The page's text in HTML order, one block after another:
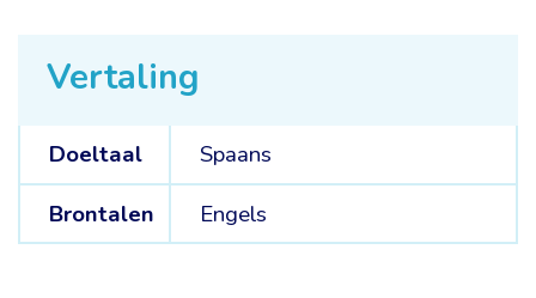
Vertaling
Doeltaal
Spaans
Brontalen
Engels